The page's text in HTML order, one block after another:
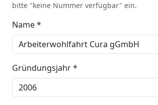
bitte "keine Nummer verfügbar" ein.
Name *
Gründungsjahr *